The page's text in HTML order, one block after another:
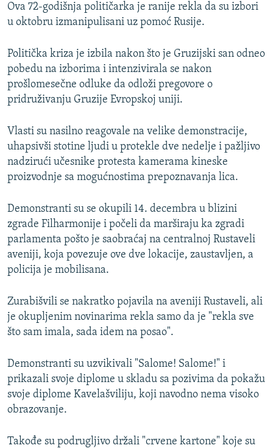
Ova 72-godišnja političarka je ranije rekla da su izbori
u oktobru izmanipulisani uz pomoć Rusije.
Politička kriza je izbila nakon što je Gruzijski san odneo
pobedu na izborima i intenzivirala se nakon
prošlomesečne odluke da odloži pregovore o
pridruživanju Gruzije Evropskoj uniji.
Vlasti su nasilno reagovale na velike demonstracije,
uhapsivši stotine ljudi u protekle dve nedelje i pažljivo
nadzirući učesnike protesta kamerama kineske
proizvodnje sa mogućnostima prepoznavanja lica.
Demonstranti su se okupili 14. decembra u blizini
zgrade Filharmonije i počeli da marširaju ka zgradi
parlamenta pošto je saobraćaj na centralnoj Rustaveli
aveniji, koja povezuje ove dve lokacije, zaustavljen, a
policija je mobilisana.
Zurabišvili se nakratko pojavila na aveniji Rustaveli, ali
je okupljenim novinarima rekla samo da je "rekla sve
što sam imala, sada idem na posao".
Demonstranti su uzvikivali "Salome! Salome!" i
prikazali svoje diplome u skladu sa pozivima da pokažu
svoje diplome Kavelašviliju, koji navodno nema visoko
obrazovanje.
Takođe su podrugljivo držali "crvene kartone" koje su